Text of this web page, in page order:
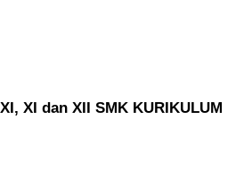
XI dan XII SMK KURIKULUM